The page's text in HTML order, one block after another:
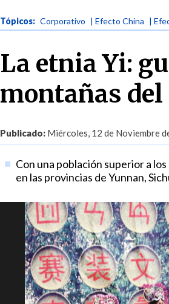
Tópicos: Corporativo | Efecto China |
La etnia Yi:
montañas del
Publicado: Miércoles, 12 de Noviembre
Con una población superior a
en las provincias de Yunnan,